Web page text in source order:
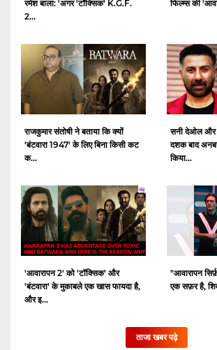
रमेश बाला: 'अगर 'टॉक्सिक' K.G.F.
2...
फिल्म्स की
राजकुमार संतोषी ने बताया कि क्यों
'बंटवारा 1947' के लिए बिना किसी कट
क...
सनी देओल और
दशक बाद
किया...
'आवारापन 2' को 'टॉक्सिक' और
'बंटवारा' के मुकाबले एक खास फायदा है,
और इ...
"आवारापन
एक सफ़र है,
ताजा खबर पढ़े